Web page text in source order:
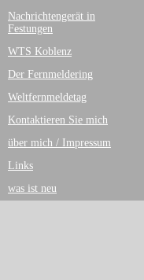
Nachrichtengerät in
Festungen
WTS Koblenz
Der Fernmeldering
Weltfernmeldetag
Kontaktieren Sie mich
über mich / Impressum
Links
was ist neu